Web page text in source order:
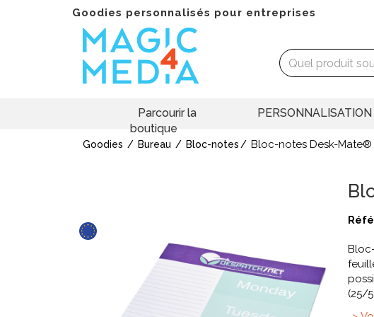
Goodies personnalisés pour entreprises
Parcourir la
boutique
PERSONNALISATION
Goodies Bureau Bloc-notes Bloc-notes Desk-Mate®
(25/